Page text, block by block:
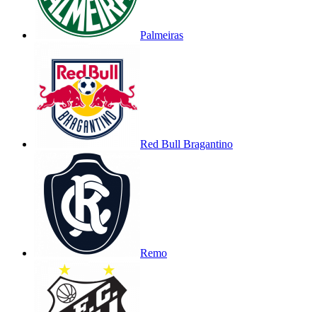
Palmeiras
Red Bull Bragantino
Remo